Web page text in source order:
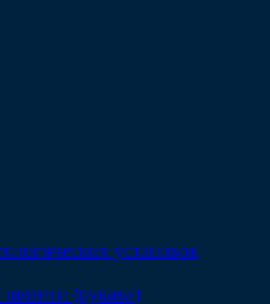
установок
шланги (рукава)